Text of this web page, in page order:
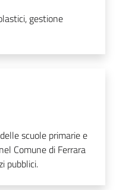
gestione
scuole primarie e
Comune di Ferrara
pubblici.